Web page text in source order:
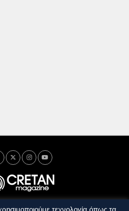
τεχνολογία όπως τα